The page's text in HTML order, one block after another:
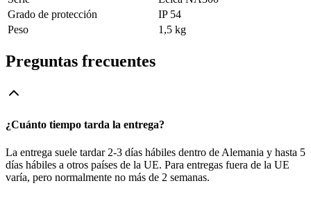
Grado de protección
IP 54
Peso
1,5 kg
Preguntas frecuentes
¿Cuánto tiempo tarda la entrega?
La entrega suele tardar 2-3 días hábiles dentro de Alemania y hasta 5
días hábiles a otros países de la UE. Para entregas fuera de la UE
varía, pero normalmente no más de 2 semanas.